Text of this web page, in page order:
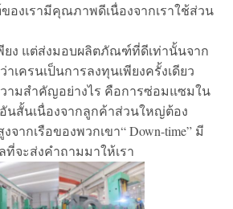
งเรามีคุณภาพดีเนื่องจากเราใช้ส่วน
พียง แต่ส่งมอบผลิตภัณฑ์ที่ดีเท่านั้นจาก
เครนเป็นการลงทุนเพียงครั้งเดียว
ามสำคัญอย่างไร คือการซ่อมแซมใน
นสั้นเนื่องจากลูกค้าส่วนใหญ่ต้อง
ากเรือของพวกเขา“ Down-time” มี
ที่จะส่งคำถามมาให้เรา